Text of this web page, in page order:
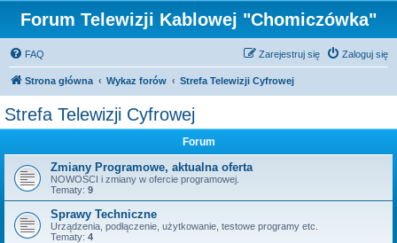
Forum Telewizji Kablowej "Chomiczówka"
FAQ Zaloguj się
Zarejestruj się
Strona główna Wykaz forów Strefa Telewizji Cyfrowej
Strefa Telewizji Cyfrowej
Forum
Zmiany Programowe, aktualna oferta
NOWOŚCI i zmiany w ofercie programowej.
Tematy: 9
Sprawy Techniczne
Urządzenia, podłączenie, użytkowanie, testowe programy etc.
Tematy: 4